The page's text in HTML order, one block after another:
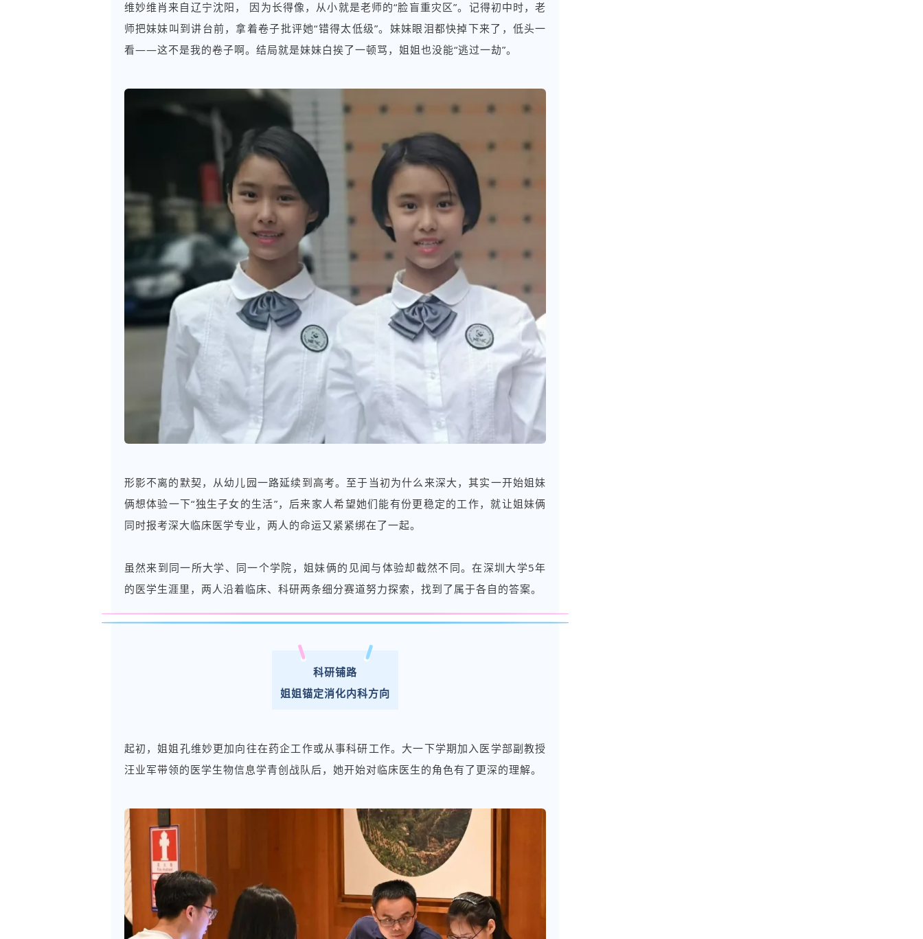
维妙维肖来自辽宁沈阳， 因为长得像，从小就是老师的“脸盲重灾区”。记得初中时，老
师把妹妹叫到讲台前，拿着卷子批评她“错得太低级”。妹妹眼泪都快掉下来了，低头一
看——这不是我的卷子啊。结局就是妹妹白挨了一顿骂，姐姐也没能“逃过一劫”。
形影不离的默契，从幼儿园一路延续到高考。至于当初为什么来深大，其实一开始姐妹
俩想体验一下“独生子女的生活”，后来家人希望她们能有份更稳定的工作，就让姐妹俩
同时报考深大临床医学专业，两人的命运又紧紧绑在了一起。
虽然来到同一所大学、同一个学院，姐妹俩的见闻与体验却截然不同。在深圳大学5年
的医学生涯里，两人沿着临床、科研两条细分赛道努力探索，找到了属于各自的答案。
科研铺路
姐姐锚定消化内科方向
起初，姐姐孔维妙更加向往在药企工作或从事科研工作。大一下学期加入医学部副教授
汪业军带领的医学生物信息学青创战队后，她开始对临床医生的角色有了更深的理解。